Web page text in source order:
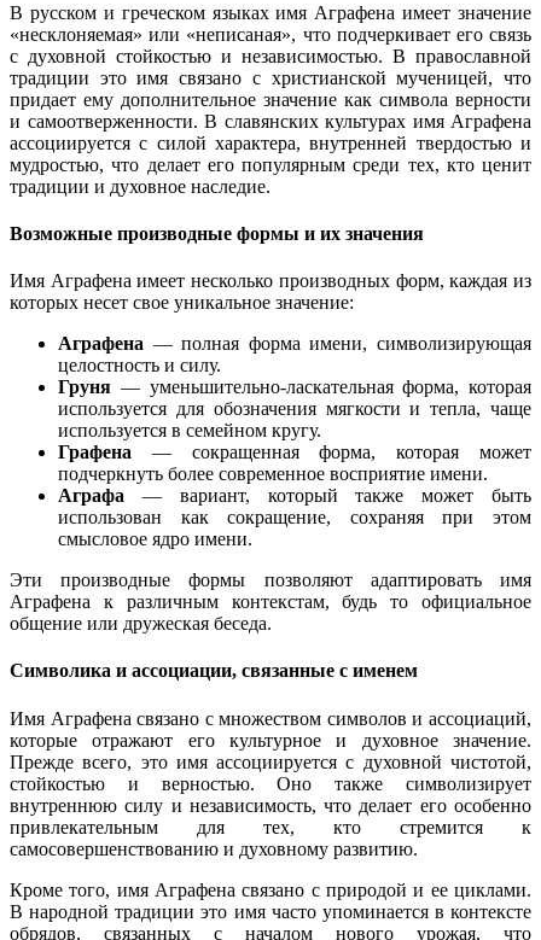
В русском и греческом языках имя Аграфена имеет значение
«несклоняемая» или «неписаная», что подчеркивает его связь
с духовной стойкостью и независимостью. В православной
традиции это имя связано с христианской мученицей, что
придает ему дополнительное значение как символа верности
и самоотверженности. В славянских культурах имя Аграфена
ассоциируется с силой характера, внутренней твердостью и
мудростью, что делает его популярным среди тех, кто ценит
традиции и духовное наследие.
Возможные производные формы и их значения
Имя Аграфена имеет несколько производных форм, каждая из
которых несет свое уникальное значение:
Аграфена — полная форма имени, символизирующая
целостность и силу.
Груня — уменьшительно-ласкательная форма, которая
используется для обозначения мягкости и тепла, чаще
используется в семейном кругу.
Графена — сокращенная форма, которая может
подчеркнуть более современное восприятие имени.
Аграфа — вариант, который также может быть
использован как сокращение, сохраняя при этом
смысловое ядро имени.
Эти производные формы позволяют адаптировать имя
Аграфена к различным контекстам, будь то официальное
общение или дружеская беседа.
Символика и ассоциации, связанные с именем
Имя Аграфена связано с множеством символов и ассоциаций,
которые отражают его культурное и духовное значение.
Прежде всего, это имя ассоциируется с духовной чистотой,
стойкостью и верностью. Оно также символизирует
внутреннюю силу и независимость, что делает его особенно
привлекательным для тех, кто стремится к
самосовершенствованию и духовному развитию.
Кроме того, имя Аграфена связано с природой и ее циклами.
В народной традиции это имя часто упоминается в контексте
обрядов, связанных с началом нового урожая, что